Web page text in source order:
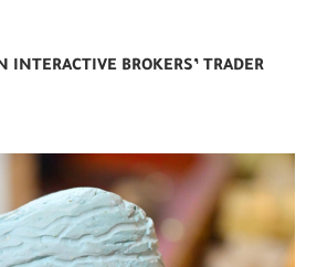
INTERACTIVE BROKERS’ TRADER